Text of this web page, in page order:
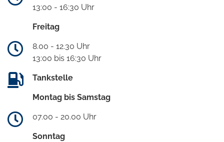
13:00 - 16:30 Uhr
Freitag
8.00 - 12.30 Uhr
13:00 bis 16:30 Uhr
Tankstelle
Montag bis Samstag
07.00 - 20.00 Uhr
Sonntag